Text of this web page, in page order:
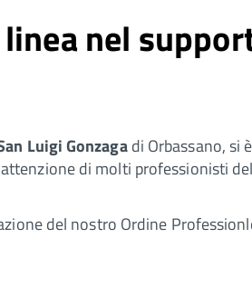
nel
Luigi Gonzagadi Orbassano, si
di molti professionisti
del nostro Ordine